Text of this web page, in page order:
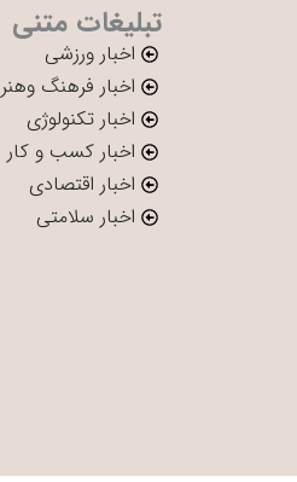
تبلیغات متنی
اخبار ورزشی
اخبار فرهنگ وهنر
اخبار تکنولوژی
اخبار کسب و کار
اخبار اقتصادی
اخبار سلامتی